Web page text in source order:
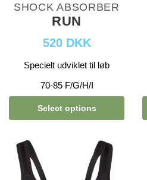
SHOCK ABSORBER
RUN
520 DKK
Specielt udviklet til løb
70-85 F/G/H/I
Select options